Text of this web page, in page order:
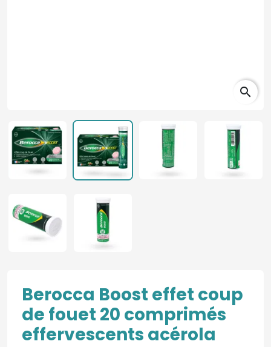
search
Berocca Boost effet coup
de fouet 20 comprimés
effervescents acérola